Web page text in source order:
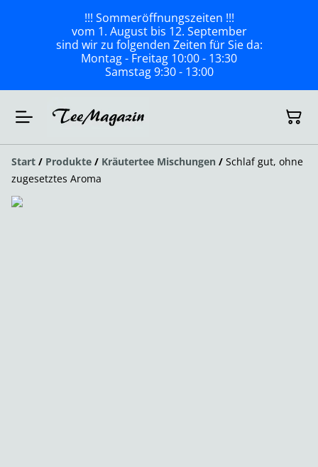
!!! Sommeröffnungszeiten !!!
vom 1. August bis 12. September
sind wir zu folgenden Zeiten für Sie da:
Montag - Freitag 10:00 - 13:30
Samstag 9:30 - 13:00
Start / Produkte / Kräutertee Mischungen / Schlaf gut, ohne
zugesetztes Aroma